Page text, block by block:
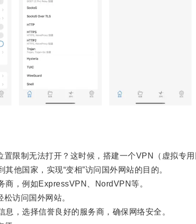
制无法打开？这时候，搭建一个VPN（虚拟专用
国家，实现“变相”访问国外网站的目的。
，例如ExpressVPN、NordVPN等。
访问国外网站。
，选择信誉良好的服务商，确保网络安全。